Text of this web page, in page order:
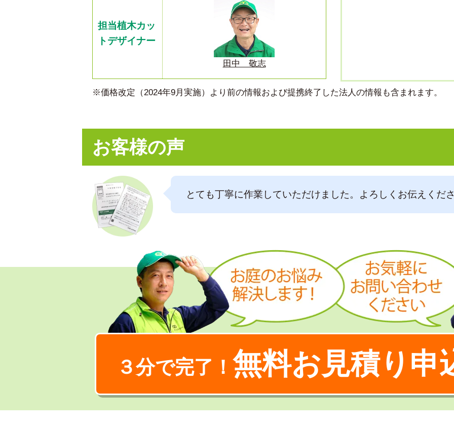
担当植木カッ
トデザイナー
田中 敬志
※価格改定（2024年9月実施）より前の情報および提携終了した法人の情報も含まれます。
お客様の声
とても丁寧に作業していただけました。よろしくお伝えくだ
３分で完了！ 無料お見積り申